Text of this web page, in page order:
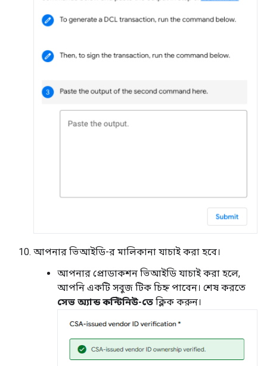
আপনার ভিআইডি-র মালিকানা যাচাই করা হবে।
আপনার প্রোডাকশন ভিআইডি যাচাই করা হলে,
আপনি একটি সবুজ টিক চিহ্ন পাবেন। শেষ করতে
সেভ অ্যান্ড কন্টিনিউ-তে ক্লিক করুন।